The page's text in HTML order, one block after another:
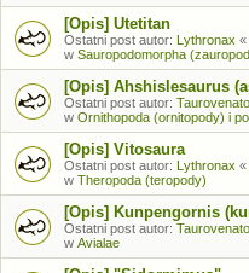
[Opis] Utetitan
Ostatni post autor: Lythronax «
w Sauropodomorpha
[Opis] Ahshislesaurus
Ostatni post autor:
w Ornithopoda (ornitopody) i
[Opis] Vitosaura
Ostatni post autor: Lythronax «
w Theropoda (teropody)
[Opis] Kunpengornis
Ostatni post autor:
w Avialae